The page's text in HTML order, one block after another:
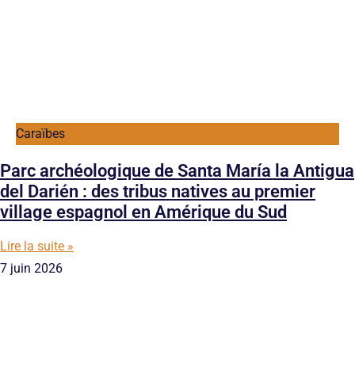
Caraïbes
Parc archéologique de Santa María la Antigua
del Darién : des tribus natives au premier
village espagnol en Amérique du Sud
Lire la suite »
7 juin 2026